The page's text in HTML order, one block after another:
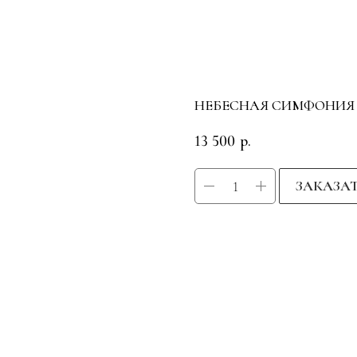
НЕБЕСНАЯ СИМФОНИЯ
13 500 р.